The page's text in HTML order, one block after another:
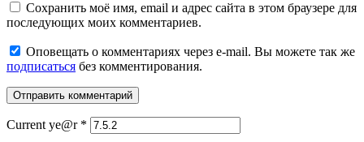
Сохранить моё имя, email и адрес сайта в этом браузере для
последующих моих комментариев.
Оповещать о комментариях через e-mail. Вы можете так же
подписаться без комментирования.
Current ye@r *